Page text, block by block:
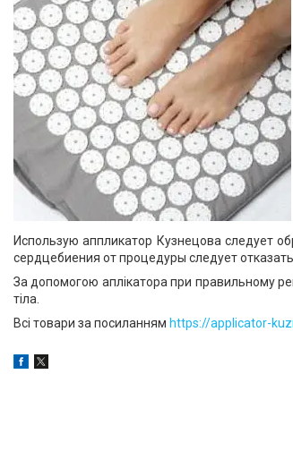
Использую аппликатор Кузнецова следует
сердцебиения от процедуры следует
За допомогою аплікатора при правильному
тіла.
Всі товари за посиланням https://applicator-